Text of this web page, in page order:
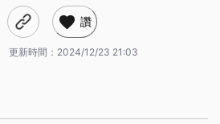
讚
更新時間： 2024/12/23 21:03